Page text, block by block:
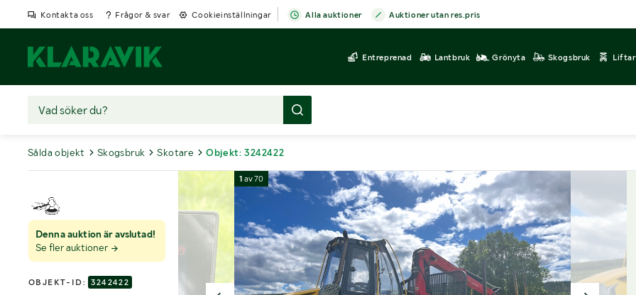
Kontakta oss Frågor & svar Cookieinställningar Alla auktioner Auktioner utan res.pris
Entreprenad Lantbruk Grönyta Skogsbruk Liftar
Sålda objekt Skogsbruk Skotare Objekt: 3242422
Denna auktion är avslutad!
Se fler auktioner
OBJEKT-ID: 3242422
1 av70